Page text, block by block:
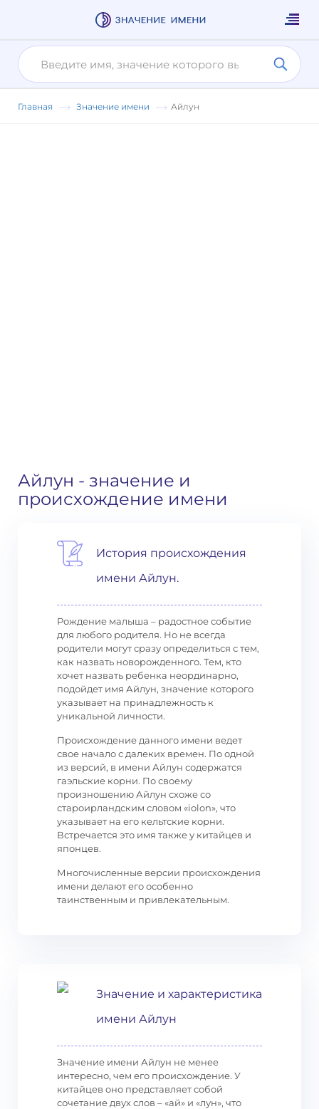
Главная Значение имени Айлун
Айлун - значение и
происхождение имени
История происхождения
имени Айлун.
Рождение малыша – радостное событие
для любого родителя. Но не всегда
родители могут сразу определиться с тем,
как назвать новорожденного. Тем, кто
хочет назвать ребенка неординарно,
подойдет имя Айлун, значение которого
указывает на принадлежность к
уникальной личности.
Происхождение данного имени ведет
свое начало с далеких времен. По одной
из версий, в имени Айлун содержатся
гаэльские корни. По своему
произношению Айлун схоже со
староирландским словом «iolon», что
указывает на его кельтские корни.
Встречается это имя также у китайцев и
японцев.
Многочисленные версии происхождения
имени делают его особенно
таинственным и привлекательным.
Значение и характеристика
имени Айлун
Значение имени Айлун не менее
интересно, чем его происхождение. У
китайцев оно представляет собой
сочетание двух слов – «ай» и «лун», что